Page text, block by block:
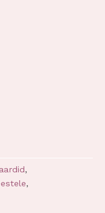
,
,